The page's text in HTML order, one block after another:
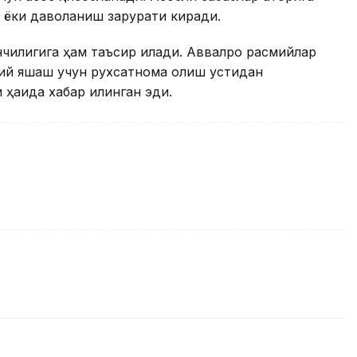
даволаниш зарурати киради.
ҳам таъсир қилади. Аввалроқ расмийлар
яшаш учун рухсатнома олиш устидан
хабар қилинган эди.